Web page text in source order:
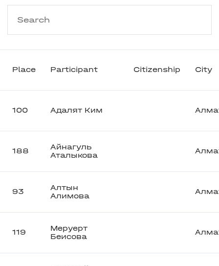
Place Participant Citizenship City
100 Адалят Ким
188
Айнагуль
Аталыкова
93
Алтын
Алимова
119
Меруерт
Беисова